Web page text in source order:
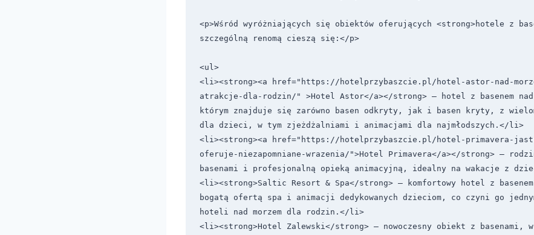
<p>Wśród wyróżniających się obiektów oferujących <strong>hotele z
szczególną renomą cieszą się:</p>
<ul>
<li><strong><a href="https://hotelprzybaszcie.pl/hotel-astor-nad-
atrakcje-dla-rodzin/" >Hotel Astor</a></strong> – hotel z basenem nad
którym znajduje się zarówno basen odkryty, jak i basen kryty, z
dla dzieci, w tym zjeżdżalniami i animacjami dla najmłodszych.</li>
<li><strong><a href="https://hotelprzybaszcie.pl/hotel-primavera-
oferuje-niezapomniane-wrazenia/">Hotel Primavera</a></strong> –
basenami i profesjonalną opieką animacyjną, idealny na wakacje z
<li><strong>Saltic Resort & Spa</strong> – komfortowy hotel z
bogatą ofertą spa i animacji dedykowanych dzieciom, co czyni go
hoteli nad morzem dla rodzin.</li>
<li><strong>Hotel Zalewski</strong> – nowoczesny obiekt z basenami,